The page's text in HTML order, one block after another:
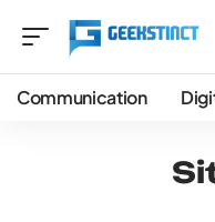
Communication